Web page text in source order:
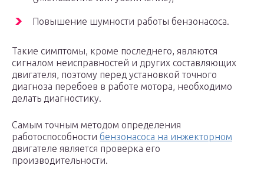
Повышение шумности работы бензонасоса.
Такие симптомы, кроме последнего, являются
сигналом неисправностей и других составляющих
двигателя, поэтому перед установкой точного
диагноза перебоев в работе мотора, необходимо
делать диагностику.
Самым точным методом определения
работоспособности бензонасоса на инжекторном
двигателе является проверка его
производительности.